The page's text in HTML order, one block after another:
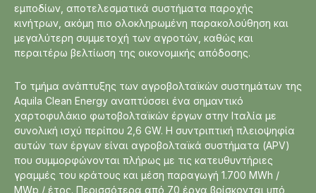
εμποδίων, αποτελεσματικά συστήματα παροχής
κινήτρων, ακόμη πιο ολοκληρωμένη παρακολούθηση και
μεγαλύτερη συμμετοχή των αγροτών, καθώς και
περαιτέρω βελτίωση της οικονομικής απόδοσης.
Το τμήμα ανάπτυξης των αγροβολταϊκών συστημάτων της
Aquila Clean Energy αναπτύσσει ένα σημαντικό
χαρτοφυλάκιο φωτοβολταϊκών έργων στην Ιταλία με
συνολική ισχύ περίπου 2,6 GW. Η συντριπτική πλειοψηφία
αυτών των έργων είναι αγροβολταϊκά συστήματα (APV)
που συμμορφώνονται πλήρως με τις κατευθυντήριες
γραμμές του κράτους και μέση παραγωγή 1.700 MWh /
MWp / έτος. Περισσότερα από 70 έργα βρίσκονται υπό